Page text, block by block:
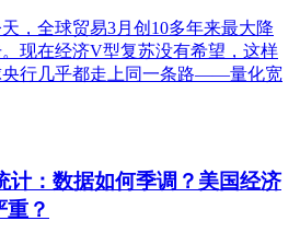
，全球贸易3月创10多年来最大降
现在经济V型复苏没有希望，这样
央行几乎都走上同一条路——量化宽
计：数据如何季调？美国经济
？